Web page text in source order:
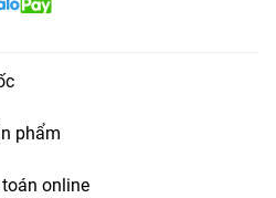
phẩm
online